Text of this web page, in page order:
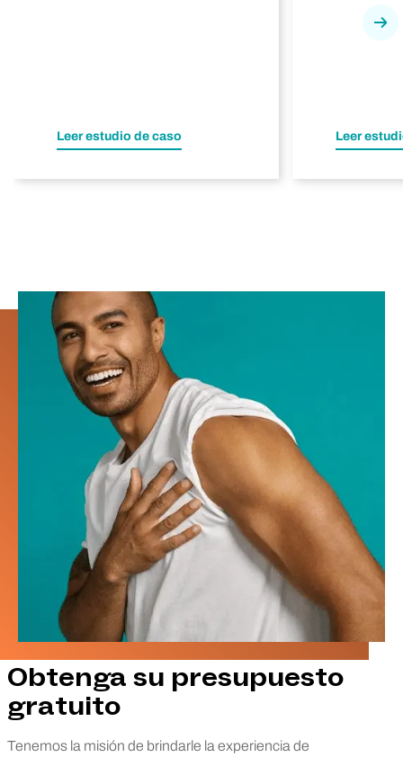
Leer estudio de caso Leer
Obtenga su presupuesto
gratuito
Tenemos la misión de brindarle la experiencia de